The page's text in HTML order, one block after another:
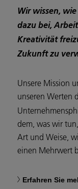
Wir wissen,
dazu bei,
Kreativität
Zukunft zu
Unsere Mission
unseren Werten
dem, was wir
Art und Weise,
einen Mehrwert
Erfahren Sie